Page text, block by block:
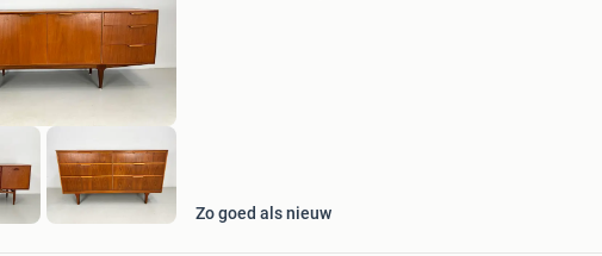
Zo goed als nieuw